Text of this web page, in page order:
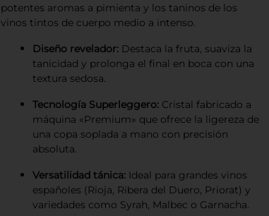
potentes aromas a pimienta y los taninos de los
vinos tintos de cuerpo medio a intenso.
Diseño revelador: Destaca la fruta, suaviza la
tanicidad y prolonga el final en boca con una
textura sedosa.
Tecnología Superleggero: Cristal fabricado a
máquina «Premium» que ofrece la ligereza de
una copa soplada a mano con precisión
absoluta.
Versatilidad tánica: Ideal para grandes vinos
españoles (Rioja, Ribera del Duero, Priorat) y
variedades como Syrah, Malbec o Garnacha.